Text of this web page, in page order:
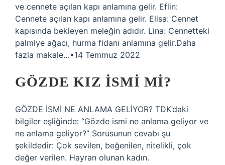
ve cennete açılan kapı anlamına gelir. Eflin:
Cennete açılan kapı anlamına gelir. Elisa: Cennet
kapısında bekleyen meleğin adıdır. Lina: Cennetteki
palmiye ağacı, hurma fidanı anlamına gelir.Daha
fazla makale…•14 Temmuz 2022
GÖZDE KIZ ISMI MI?
GÖZDE İSMİ NE ANLAMA GELİYOR? TDK’daki
bilgiler eşliğinde: “Gözde ismi ne anlama geliyor ve
ne anlama geliyor?” Sorusunun cevabı şu
şekildedir: Çok sevilen, beğenilen, nitelikli, çok
değer verilen. Hayran olunan kadın.